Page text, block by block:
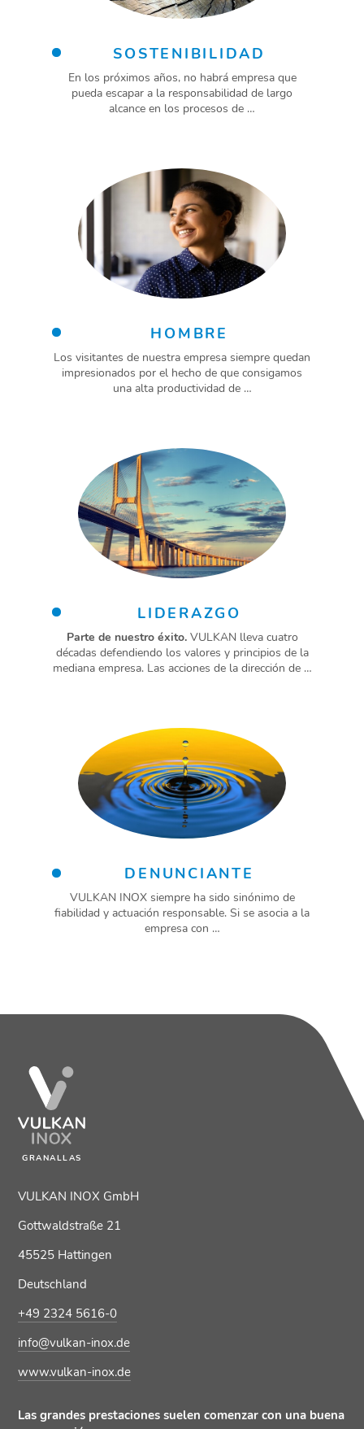
SOSTENIBILIDAD
En los próximos años, no habrá empresa que
pueda escapar a la responsabilidad de largo
alcance en los procesos de …
HOMBRE
Los visitantes de nuestra empresa siempre quedan
impresionados por el hecho de que consigamos
una alta productividad de …
LIDERAZGO
Parte de nuestro éxito.VULKAN lleva cuatro
décadas defendiendo los valores y principios de la
mediana empresa. Las acciones de la dirección de …
DENUNCIANTE
VULKAN INOX siempre ha sido sinónimo de
fiabilidad y actuación responsable. Si se asocia a la
empresa con …
GRANALLAS
VULKAN INOX GmbH
Gottwaldstraße 21
45525 Hattingen
Deutschland
+49 2324 5616-0
info@vulkan-inox.de
www.vulkan-inox.de
Las grandes prestaciones suelen comenzar con una buena